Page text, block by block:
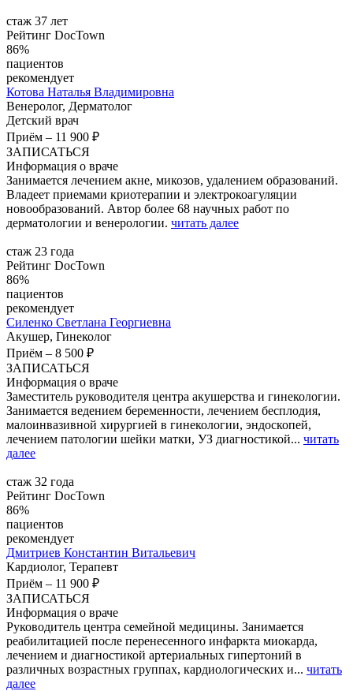
стаж 37 лет
Рейтинг DocTown
86%
пациентов
рекомендует
Котова Наталья Владимировна
Венеролог, Дерматолог
Детский врач
Приём – 11 900 ₽
ЗАПИСАТЬСЯ
Информация о враче
Занимается лечением акне, микозов, удалением образований.
Владеет приемами криотерапии и электрокоагуляции
новообразований. Автор более 68 научных работ по
дерматологии и венерологии. читать далее
стаж 23 года
Рейтинг DocTown
86%
пациентов
рекомендует
Силенко Светлана Георгиевна
Акушер, Гинеколог
Приём – 8 500 ₽
ЗАПИСАТЬСЯ
Информация о враче
Заместитель руководителя центра акушерства и гинекологии.
Занимается ведением беременности, лечением бесплодия,
малоинвазивной хирургией в гинекологии, эндоскопей,
лечением патологии шейки матки, УЗ диагностикой... читать
далее
стаж 32 года
Рейтинг DocTown
86%
пациентов
рекомендует
Дмитриев Константин Витальевич
Кардиолог, Терапевт
Приём – 11 900 ₽
ЗАПИСАТЬСЯ
Информация о враче
Руководитель центра семейной медицины. Занимается
реабилитацией после перенесенного инфаркта миокарда,
лечением и диагностикой артериальных гипертоний в
различных возрастных группах, кардиологических и... читать
далее